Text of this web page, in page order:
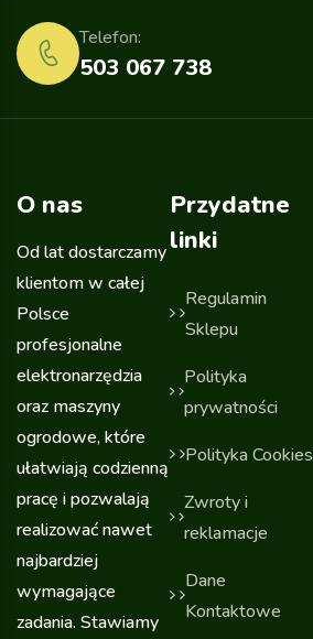
503 067 738
Telefon:
O nas
Od lat dostarczamy
klientom w całej
Polsce
profesjonalne
elektronarzędzia
oraz maszyny
ogrodowe, które
ułatwiają codzienną
pracę i pozwalają
realizować nawet
najbardziej
wymagające
zadania. Stawiamy
Przydatne
linki
Regulamin
Sklepu
Polityka
prywatności
Polityka Cookies
Zwroty i
reklamacje
Dane
Kontaktowe